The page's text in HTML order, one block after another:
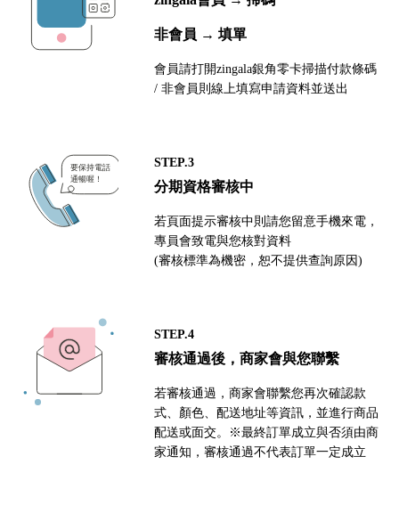
非會員 → 填單
會員請打開zingala銀角零卡掃描付款條碼
/ 非會員則線上填寫申請資料並送出
STEP.3
分期資格審核中
若頁面提示審核中則請您留意手機來電，
專員會致電與您核對資料
(審核標準為機密，恕不提供查詢原因)
STEP.4
審核通過後，商家會與您聯繫
若審核通過，商家會聯繫您再次確認款
式、顏色、配送地址等資訊，並進行商品
配送或面交。※最終訂單成立與否須由商
家通知，審核通過不代表訂單一定成立